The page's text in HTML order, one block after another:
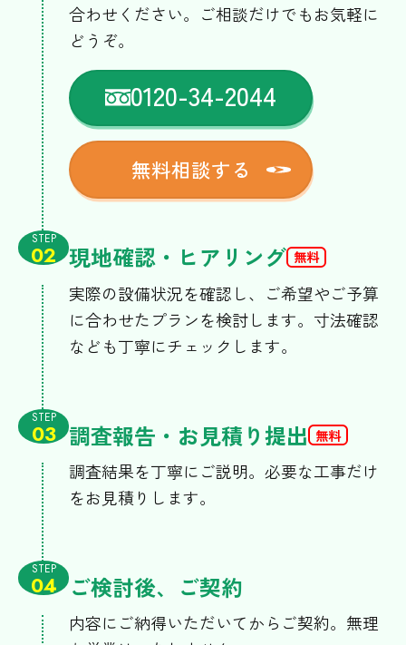
合わせください。ご相談だけでもお気軽に
どうぞ。
0120-34-2044
無料相談する
STEP
02 現地確認・ヒアリング 無料
実際の設備状況を確認し、ご希望やご予算
に合わせたプランを検討します。寸法確認
なども丁寧にチェックします。
STEP
03 調査報告・お見積り提出 無料
調査結果を丁寧にご説明。必要な工事だけ
をお見積りします。
STEP
04 ご検討後、ご契約
内容にご納得いただいてからご契約。無理